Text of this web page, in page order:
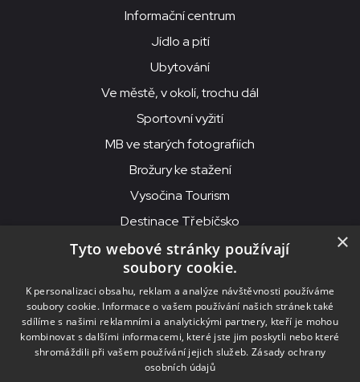
Informační centrum
Jídlo a pití
Ubytování
Ve městě, v okolí, trochu dál
Sportovní vyžití
MB ve starých fotografiích
Brožury ke stažení
Vysočina Tourism
Destinace Třebíčsko
© 2026MKS Beseda Mor. Budějovice
MKS Beseda, příspěvková organizace, Purcnerova 62, 676 02
Moravské Budějovice
IČO: 00091758, DIČ: CZ00091758, ID datové schránky: chjn2kd
×
Tyto webové stránky používají
soubory cookie.
K personalizaci obsahu, reklam a analýze návštěvnosti používáme
soubory cookie. Informace o vašem používání našich stránek také
sdílíme s našimi reklamními a analytickými partnery, kteří je mohou
kombinovat s dalšími informacemi, které jste jim poskytli nebo které
shromáždili při vašem používání jejich služeb. Zásady ochrany
osobních údajů